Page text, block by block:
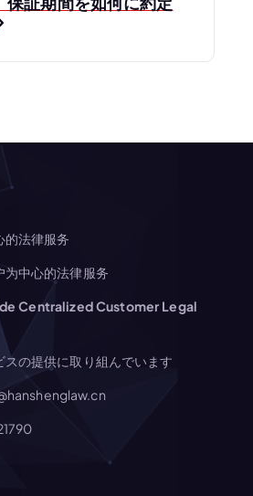
的法律服务
中心的法律服务
Centralized Customer Legal
の提供に取り組んでいます